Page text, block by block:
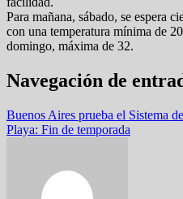
Para mañana, sábado, se espera
con una temperatura mínima de
domingo, máxima de 32.
Navegación de
Buenos Aires prueba el Sistema
Playa: Fin de temporada